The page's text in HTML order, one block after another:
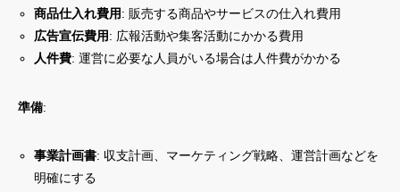
商品仕入れ費用: 販売する商品やサービスの仕入れ費用
広告宣伝費用: 広報活動や集客活動にかかる費用
人件費: 運営に必要な人員がいる場合は人件費がかかる
準備:
事業計画書: 収支計画、マーケティング戦略、運営計画などを
明確にする